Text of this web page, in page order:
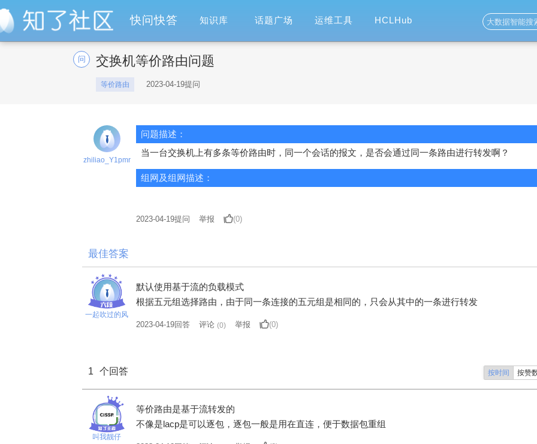
快问快答 知识库 话题广场 运维工具 HCLHub
问 交换机等价路由问题
等价路由 2023-04-19提问
zhiliao_Y1pmr
问题描述：
当一台交换机上有多条等价路由时，同一个会话的报文，是否会通过同一条路由进行转发啊？
组网及组网描述：
2023-04-19提问 举报 (0)
最佳答案
一起吹过的风
默认使用基于流的负载模式
根据五元组选择路由，由于同一条连接的五元组是相同的，只会从其中的一条进行转发
2023-04-19回答 评论 (0) 举报 (0)
1 个回答 按时间 按赞
叫我靓仔
等价路由是基于流转发的
不像是lacp是可以逐包，逐包一般是用在直连，便于数据包重组